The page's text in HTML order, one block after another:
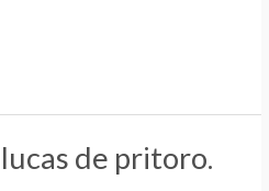
de pritoro.